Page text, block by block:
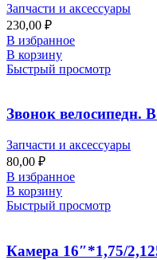
Запчасти и аксессуары
230,00 ₽
В избранное
В корзину
Быстрый просмотр
Звонок велосипедн.
Запчасти и аксессуары
80,00 ₽
В избранное
В корзину
Быстрый просмотр
Камера 16″*1,75/